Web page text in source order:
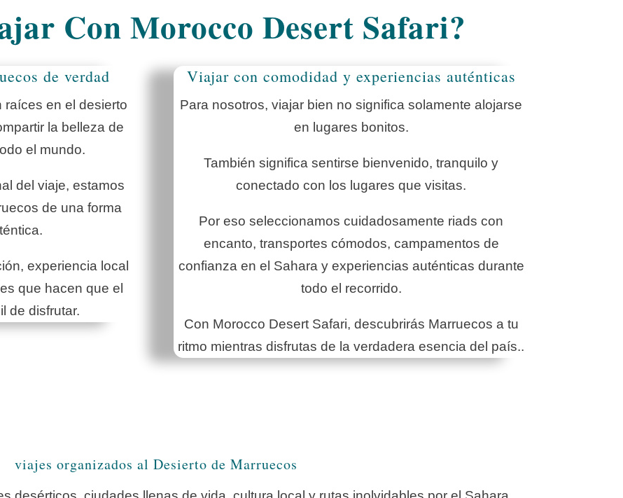
Con Morocco Desert Safari?
de verdad
raíces en el desierto
la belleza de
el mundo.
del viaje, estamos
de una forma
experiencia local
que hacen que el
de disfrutar.
Viajar con comodidad y experiencias auténticas
Para nosotros, viajar bien no significa solamente alojarse
en lugares bonitos.
También significa sentirse bienvenido, tranquilo y
conectado con los lugares que visitas.
Por eso seleccionamos cuidadosamente riads con
encanto, transportes cómodos, campamentos de
confianza en el Sahara y experiencias auténticas durante
todo el recorrido.
Con Morocco Desert Safari, descubrirás Marruecos a tu
ritmo mientras disfrutas de la verdadera esencia del país..
viajes organizados al Desierto de Marruecos